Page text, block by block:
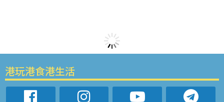
港玩港食港生活